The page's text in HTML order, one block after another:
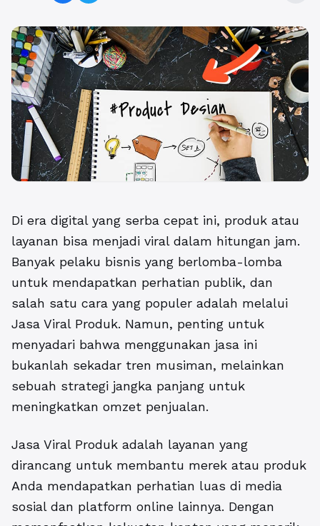
Di era digital yang serba cepat ini, produk atau
layanan bisa menjadi viral dalam hitungan jam.
Banyak pelaku bisnis yang berlomba-lomba
untuk mendapatkan perhatian publik, dan
salah satu cara yang populer adalah melalui
Jasa Viral Produk. Namun, penting untuk
menyadari bahwa menggunakan jasa ini
bukanlah sekadar tren musiman, melainkan
sebuah strategi jangka panjang untuk
meningkatkan omzet penjualan.
Jasa Viral Produk adalah layanan yang
dirancang untuk membantu merek atau produk
Anda mendapatkan perhatian luas di media
sosial dan platform online lainnya. Dengan